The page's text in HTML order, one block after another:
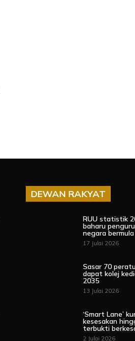
DEWAN RAKYAT
RUU statistik
baharu
negara bermula
17 Julai 2026
Sasar 70
dapat kolej
2035
13 Julai 2026
‘Smart Lane’
kesesakan
terbukti
2 Julai 2026